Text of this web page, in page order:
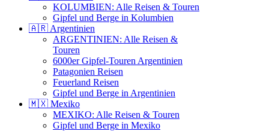
KOLUMBIEN: Alle Reisen & Touren
Gipfel und Berge in Kolumbien
🇦🇷 Argentinien
ARGENTINIEN: Alle Reisen &
Touren
6000er Gipfel-Touren Argentinien
Patagonien Reisen
Feuerland Reisen
Gipfel und Berge in Argentinien
🇲🇽 Mexiko
MEXIKO: Alle Reisen & Touren
Gipfel und Berge in Mexiko